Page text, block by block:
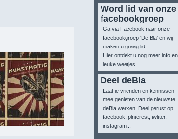
Word lid van onze
facebookgroep
Ga via Facebook naar onze
facebookgroep 'De Bla' en wij
maken u graag lid.
Hier ontdekt u nog meer info en
leuke weetjes.
Deel deBla
Laat je vrienden en kennissen
mee genieten van de nieuwste
deBla werken. Deel gerust op
facebook, pinterest, twitter,
instagram...